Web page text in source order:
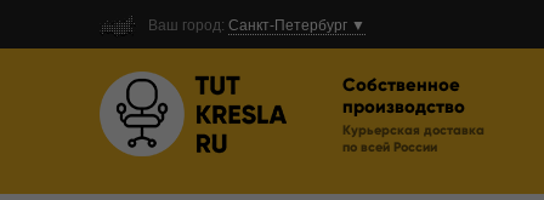
Ваш город: Санкт-Петербург ▼
Собственное
производство
Курьерская доставка
по всей России